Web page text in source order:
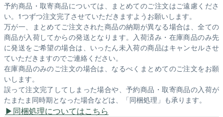
予約商品・取寄商品については、まとめてのご注文はご遠慮くださ
い。1つずつ注文完了させていただきますようお願いします。
万が一、まとめてご注文された商品の納期が異なる場合は、全ての
商品が入荷してからの発送となります。入荷済み・在庫商品のみ先
に発送をご希望の場合は、いったん未入荷の商品はキャンセルさせ
ていただきますのでご連絡ください。
在庫商品のみのご注文の場合は、なるべくまとめてのご注文をお願
いします。
誤って注文完了してしまった場合や、予約商品・取寄商品の入荷が
たまたま同時期となった場合などは、「同梱処理」も承ります。
同梱処理についてはこちら